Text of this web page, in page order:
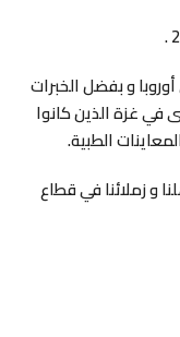
و بفضل الخبرات
في غزة الذين كانوا
الطبية.
و زملائنا في قطاع